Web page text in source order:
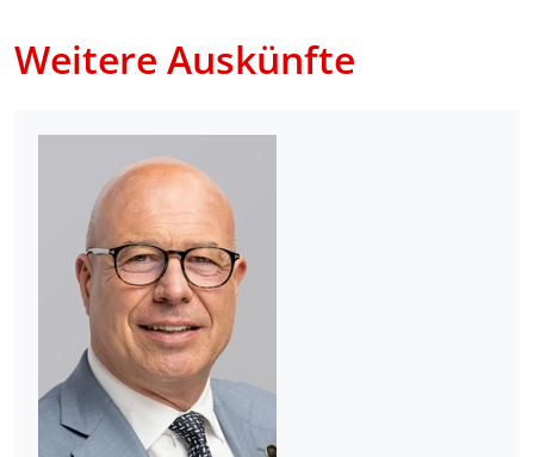
Weitere Auskünfte